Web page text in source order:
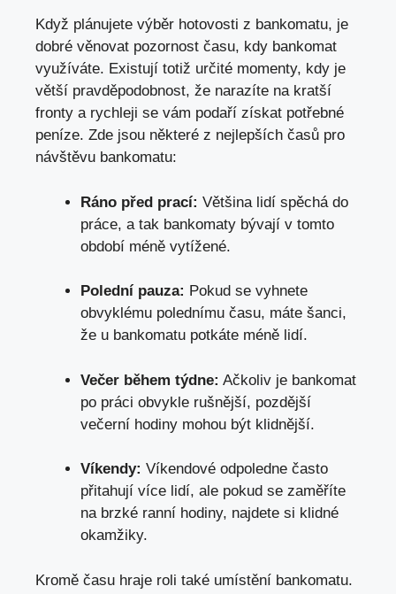
Když plánujete výběr hotovosti z bankomatu, je
dobré věnovat pozornost času, kdy bankomat
využíváte. Existují totiž určité momenty, kdy je
větší pravděpodobnost, že narazíte na kratší
fronty a rychleji se vám podaří získat potřebné
peníze. Zde jsou některé z nejlepších časů pro
návštěvu bankomatu:
Ráno před prací: Většina lidí spěchá do
práce, a tak bankomaty bývají v tomto
období méně vytížené.
Polední pauza: Pokud se vyhnete
obvyklému polednímu času, máte šanci,
že u bankomatu potkáte méně lidí.
Večer během týdne: Ačkoliv je bankomat
po práci obvykle rušnější, pozdější
večerní hodiny mohou být klidnější.
Víkendy: Víkendové odpoledne často
přitahují více lidí, ale pokud se zaměříte
na brzké ranní hodiny, najdete si klidné
okamžiky.
Kromě času hraje roli také umístění bankomatu.